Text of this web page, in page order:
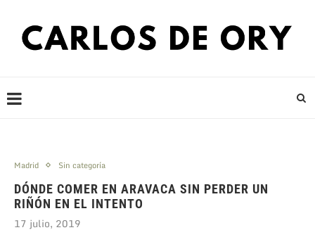
Madrid Sin categoría
DÓNDE COMER EN ARAVACA SIN PERDER UN
RIÑÓN EN EL INTENTO
17 julio, 2019